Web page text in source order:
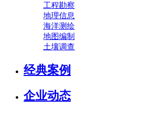
工程勘察
地理信息
海洋测绘
地图编制
土壤调查
经典案例
企业动态